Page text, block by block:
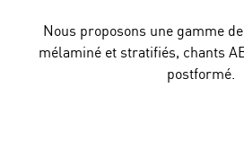
Nous proposons une gamme
mélaminé et stratifiés, chants
postformé.